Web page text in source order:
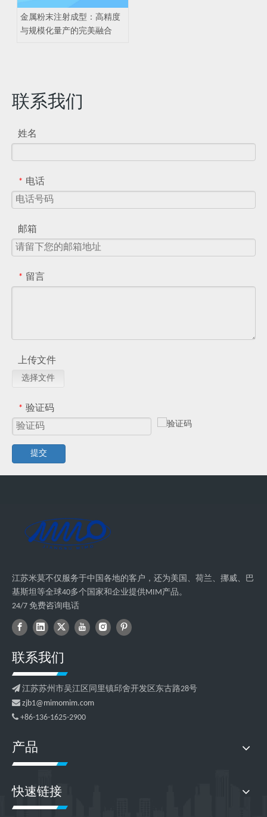
金属粉末注射成型：高精度
与规模化量产的完美融合
联系我们
姓名
* 电话
邮箱
* 留言
上传文件
选择文件
* 验证码
提交
江苏米莫不仅服务于中国各地的客户，还为美国、荷兰、挪威、巴
基斯坦等全球40多个国家和企业提供MIM产品。
24/7 免费咨询电话
联系我们
 江苏苏州市吴江区同里镇邱舍开发区东古路28号
 zjb1@mimomim.com
 +86-136-1625-2900
产品
快速链接